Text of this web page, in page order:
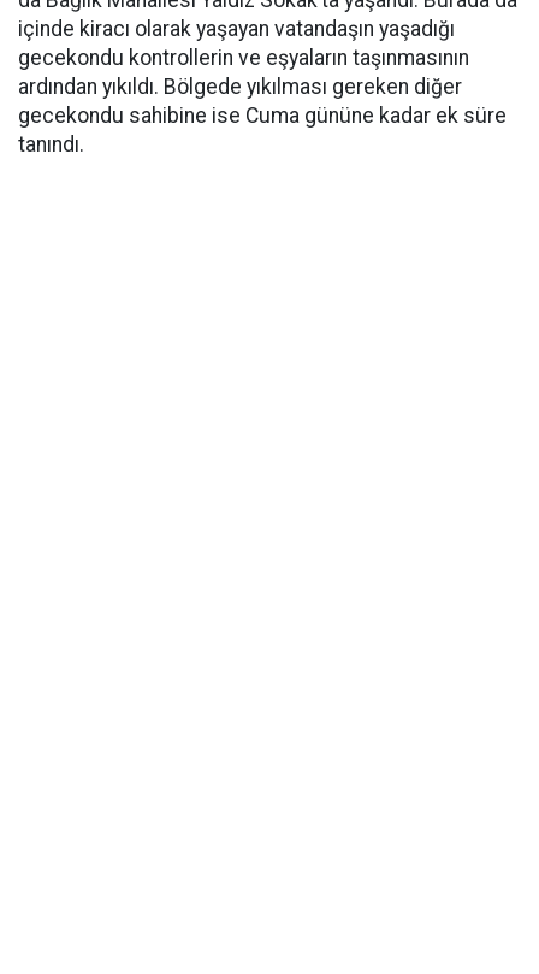
içinde kiracı olarak yaşayan vatandaşın yaşadığı
gecekondu kontrollerin ve eşyaların taşınmasının
ardından yıkıldı. Bölgede yıkılması gereken diğer
gecekondu sahibine ise Cuma gününe kadar ek süre
tanındı.